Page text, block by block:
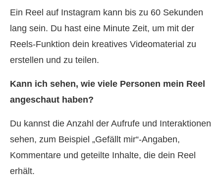
Ein Reel auf Instagram kann bis zu 60 Sekunden
lang sein. Du hast eine Minute Zeit, um mit der
Reels-Funktion dein kreatives Videomaterial zu
erstellen und zu teilen.
Kann ich sehen, wie viele Personen mein Reel
angeschaut haben?
Du kannst die Anzahl der Aufrufe und Interaktionen
sehen, zum Beispiel „Gefällt mir“-Angaben,
Kommentare und geteilte Inhalte, die dein Reel
erhält.